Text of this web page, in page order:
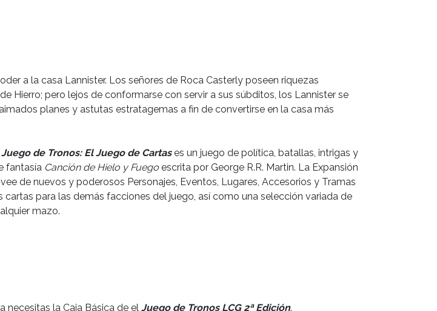
a la casa Lannister. Los señores de Roca Casterly poseen riquezas
Hierro; pero lejos de conformarse con servir a sus súbditos, los Lannister se
planes y astutas estratagemas a fin de convertirse en la casa más
Juego de Tronos: El Juego de Cartases un juego de política, batallas, intrigas y
fantasía Canción de Hielo y Fuego escrita por George R.R. Martin. La Expansión
de nuevos y poderosos Personajes, Eventos, Lugares, Accesorios y Tramas
para las demás facciones del juego, así como una selección variada de
mazo.
necesitas la Caja Básica de el Juego de Tronos LCG 2ª Edición.